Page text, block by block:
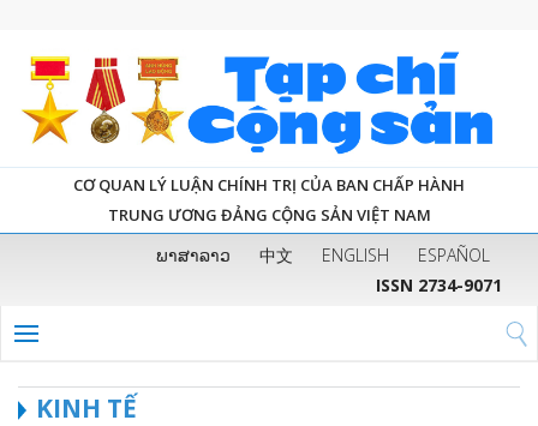
CƠ QUAN LÝ LUẬN CHÍNH TRỊ CỦA BAN CHẤP HÀNH
TRUNG ƯƠNG ĐẢNG CỘNG SẢN VIỆT NAM
ພາສາລາວ 中文 ENGLISH
ESPAÑOL
ISSN 2734-9071
KINH TẾ